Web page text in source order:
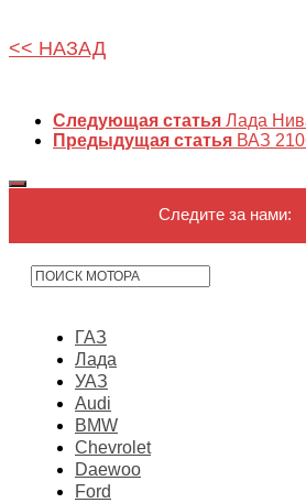
<< НАЗАД
Следующая статья Лада
Предыдущая статья ВАЗ
Следите за нами:
ГАЗ
Лада
УАЗ
Audi
BMW
Chevrolet
Daewoo
Ford